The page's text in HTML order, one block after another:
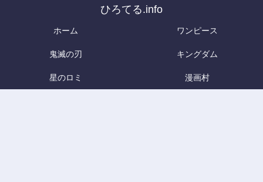
ひろてる.info
ホーム ワンピース
鬼滅の刃 キングダム
星のロミ 漫画村